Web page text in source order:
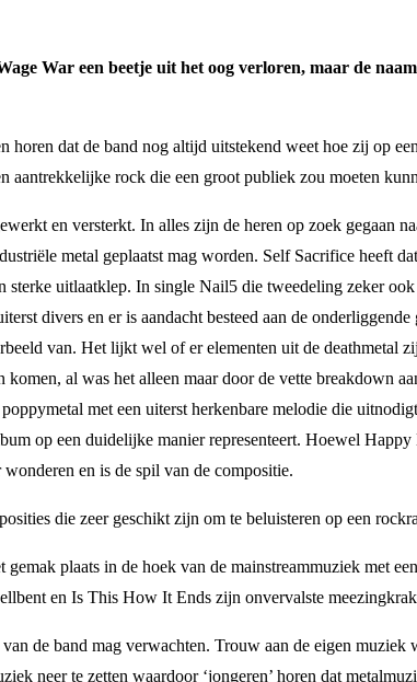
War een beetje uit het oog verloren, maar de
horen dat de band nog altijd uitstekend weet hoe zij op
aantrekkelijke rock die een groot publiek zou moeten
en versterkt. In alles zijn de heren op zoek gegaan
metal geplaatst mag worden. Self Sacrifice
sterke uitlaatklep. In single Nail5 die tweedeling zeker
divers en er is aandacht besteed aan de
van. Het lijkt wel of er elementen uit de
al was het alleen maar door de vette breakdown
met een uiterst herkenbare melodie die
op een duidelijke manier representeert. Hoewel
en is de spil van de compositie.
die zeer geschikt zijn om te beluisteren op een
plaats in de hoek van de mainstreammuziek met
en Is This How It Ends zijn onvervalste
de band mag verwachten. Trouw aan de eigen
neer te zetten waardoor ‘jongeren’ horen dat